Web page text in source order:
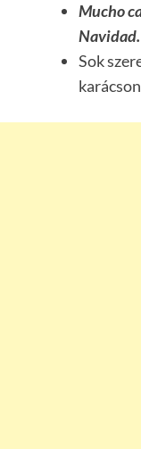
Mucho
Navidad.
Sok